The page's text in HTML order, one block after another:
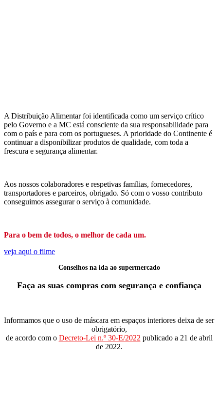
A Distribuição Alimentar foi identificada como um serviço crítico
pelo Governo e a MC está consciente da sua responsabilidade para
com o país e para com os portugueses. A prioridade do Continente é
continuar a disponibilizar produtos de qualidade, com toda a
frescura e segurança alimentar.
Aos nossos colaboradores e respetivas famílias, fornecedores,
transportadores e parceiros, obrigado. Só com o vosso contributo
conseguimos assegurar o serviço à comunidade.
Para o bem de todos, o melhor de cada um.
veja aqui o filme
Conselhos na ida ao supermercado
Faça as suas compras com segurança e confiança
Informamos que o uso de máscara em espaços interiores deixa de ser
obrigatório,
de acordo com o Decreto-Lei n.º 30-E/2022 publicado a 21 de abril
de 2022.